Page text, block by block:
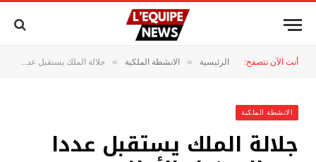
أنت الآن تتصفح: الرئيسية » الانشطة الملكية » جلالة الملك يستقبل عددا من السفراء الأجانب
الانشطة الملكية
جلالة الملك يستقبل عددا